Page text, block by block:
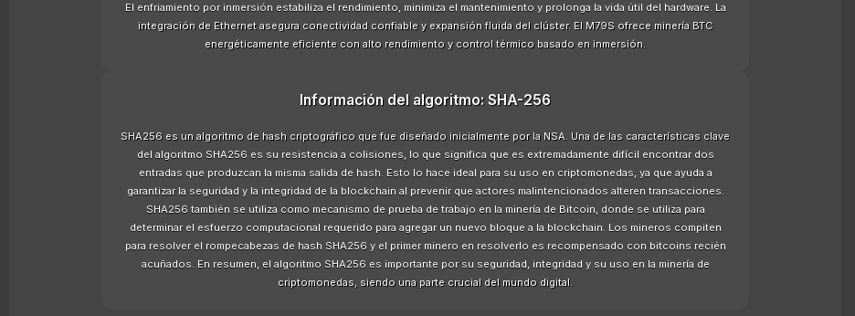
El enfriamiento por inmersión estabiliza el rendimiento, minimiza el mantenimiento y prolonga la vida útil del hardware. La
integración de Ethernet asegura conectividad confiable y expansión fluida del clúster. El M79S ofrece minería BTC
energéticamente eficiente con alto rendimiento y control térmico basado en inmersión.
Información del algoritmo: SHA-256
SHA256 es un algoritmo de hash criptográfico que fue diseñado inicialmente por la NSA. Una de las características clave
del algoritmo SHA256 es su resistencia a colisiones, lo que significa que es extremadamente difícil encontrar dos
entradas que produzcan la misma salida de hash. Esto lo hace ideal para su uso en criptomonedas, ya que ayuda a
garantizar la seguridad y la integridad de la blockchain al prevenir que actores malintencionados alteren transacciones.
SHA256 también se utiliza como mecanismo de prueba de trabajo en la minería de Bitcoin, donde se utiliza para
determinar el esfuerzo computacional requerido para agregar un nuevo bloque a la blockchain. Los mineros compiten
para resolver el rompecabezas de hash SHA256 y el primer minero en resolverlo es recompensado con bitcoins recién
acuñados. En resumen, el algoritmo SHA256 es importante por su seguridad, integridad y su uso en la minería de
criptomonedas, siendo una parte crucial del mundo digital.